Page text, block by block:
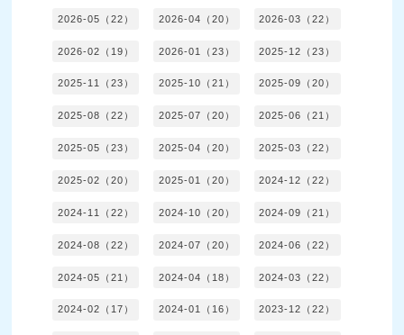
2026-05（22） 2026-04（20） 2026-03（22）
2026-02（19） 2026-01（23） 2025-12（23）
2025-11（23） 2025-10（21） 2025-09（20）
2025-08（22） 2025-07（20） 2025-06（21）
2025-05（23） 2025-04（20） 2025-03（22）
2025-02（20） 2025-01（20） 2024-12（22）
2024-11（22） 2024-10（20） 2024-09（21）
2024-08（22） 2024-07（20） 2024-06（22）
2024-05（21） 2024-04（18） 2024-03（22）
2024-02（17） 2024-01（16） 2023-12（22）